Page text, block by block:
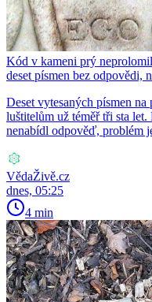
Kód v kameni prý
deset písmen bez odpovědi,
Deset vytesaných písmen
luštitelům už téměř tři sta
nenabídl odpověď, problém
VědaŽivě.cz
dnes, 05:25
4 min